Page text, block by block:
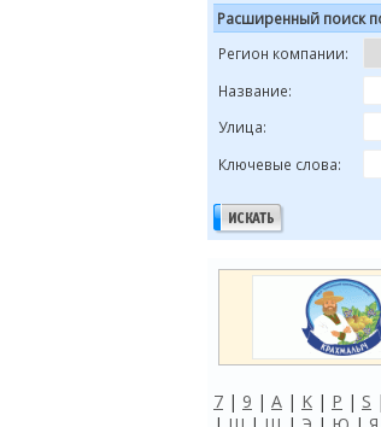
Расширенный поиск
Регион компании:
Название:
Улица:
Ключевые слова:
7 | 9 | A | K | P | S |